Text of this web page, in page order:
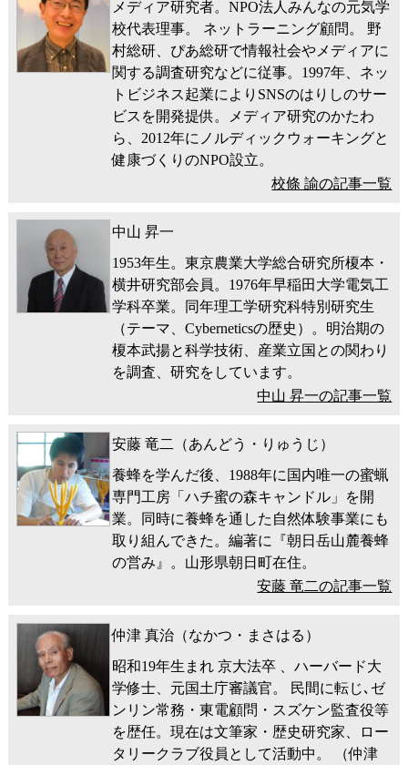
メディア研究者。NPO法人みんなの元気学
校代表理事。 ネットラーニング顧問。 野
村総研、ぴあ総研で情報社会やメディアに
関する調査研究などに従事。1997年、ネッ
トビジネス起業によりSNSのはりしのサー
ビスを開発提供。メディア研究のかたわ
ら、2012年にノルディックウォーキングと
健康づくりのNPO設立。
校條 諭の記事一覧
中山 昇一
1953年生。東京農業大学総合研究所榎本・
横井研究部会員。1976年早稲田大学電気工
学科卒業。同年理工学研究科特別研究生
（テーマ、Cyberneticsの歴史）。明治期の
榎本武揚と科学技術、産業立国との関わり
を調査、研究をしています。
中山 昇一の記事一覧
安藤 竜二（あんどう・りゅうじ）
養蜂を学んだ後、1988年に国内唯一の蜜蝋
専門工房「ハチ蜜の森キャンドル」を開
業。同時に養蜂を通した自然体験事業にも
取り組んできた。編著に『朝日岳山麓養蜂
の営み』。山形県朝日町在住。
安藤 竜二の記事一覧
仲津 真治（なかつ・まさはる）
昭和19年生まれ 京大法卒 、ハーバード大
学修士、元国土庁審議官。 民間に転じ､ゼ
ンリン常務・東電顧問・スズケン監査役等
を歴任。現在は文筆家・歴史研究家、ロー
タリークラブ役員として活動中。 （仲津